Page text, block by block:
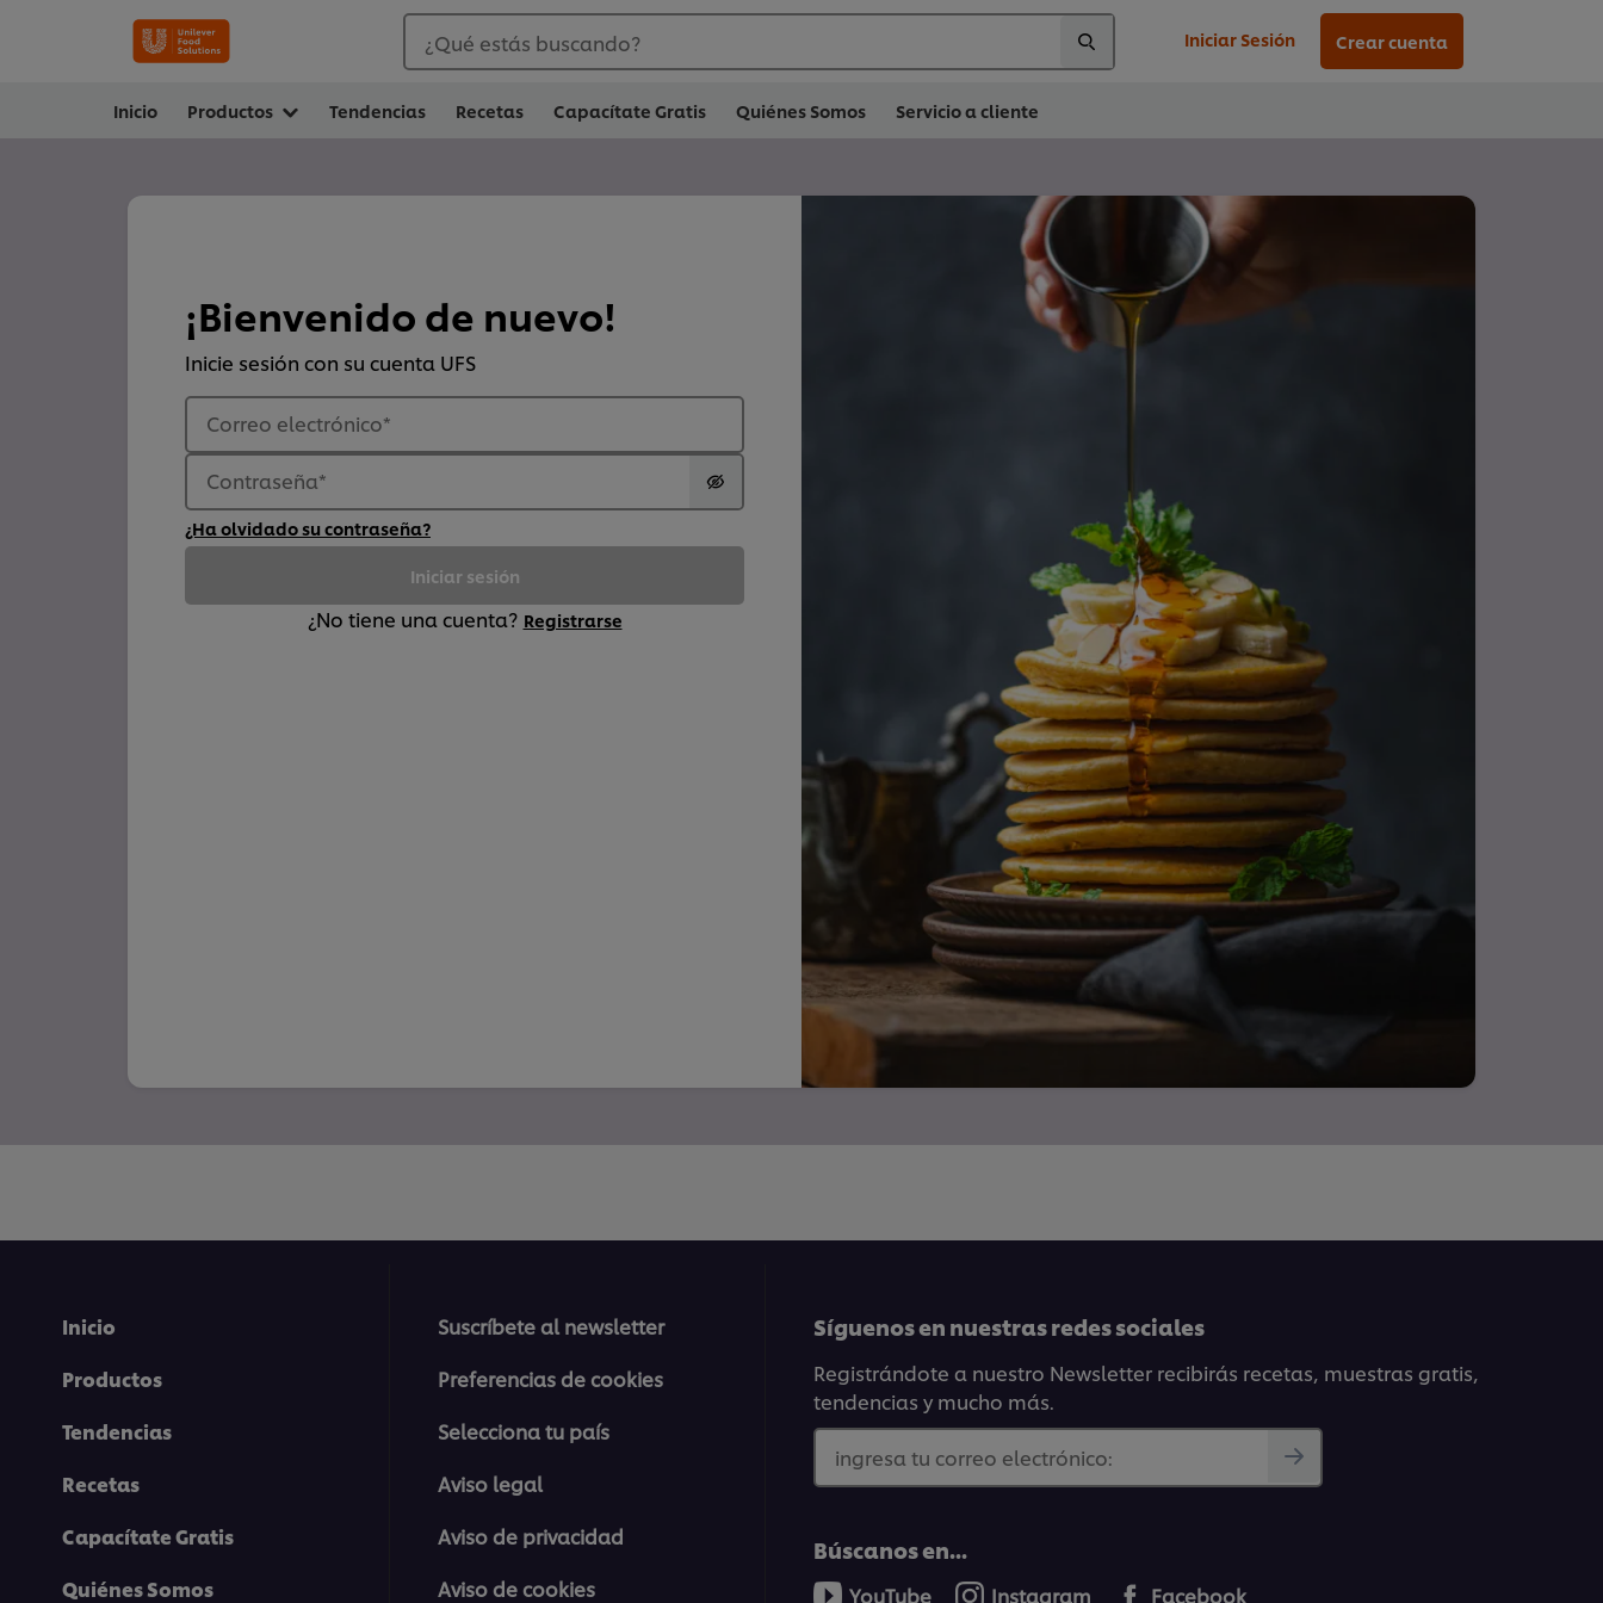
¿Qué estás buscando? Iniciar Sesión Crear cuenta
Inicio Productos Tendencias Recetas Capacítate Gratis Quiénes Somos Servicio a cliente
¡Bienvenido de nuevo!
Inicie sesión con su cuenta UFS
Correo electrónico*
Contraseña*
¿Ha olvidado su contraseña?
Iniciar sesión
¿No tiene una cuenta? Registrarse
Inicio
Productos
Tendencias
Recetas
Capacítate Gratis
Quiénes Somos
Suscríbete al newsletter
Preferencias de cookies
Selecciona tu país
Aviso legal
Aviso de privacidad
Aviso de cookies
Síguenos en nuestras redes sociales
Registrándote a nuestro Newsletter recibirás recetas, muestras gratis,
tendencias y mucho más.
ingresa tu correo electrónico:
Búscanos en...
YouTube Instagram Facebook